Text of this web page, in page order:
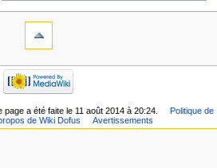
a été faite le 11 août 2014 à 20:24.
Politique de
de Wiki Dofus Avertissements